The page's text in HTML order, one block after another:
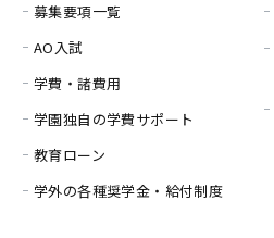
募集要項一覧
AO入試
学費・諸費用
学園独自の学費サポート
教育ローン
学外の各種奨学金・給付制度